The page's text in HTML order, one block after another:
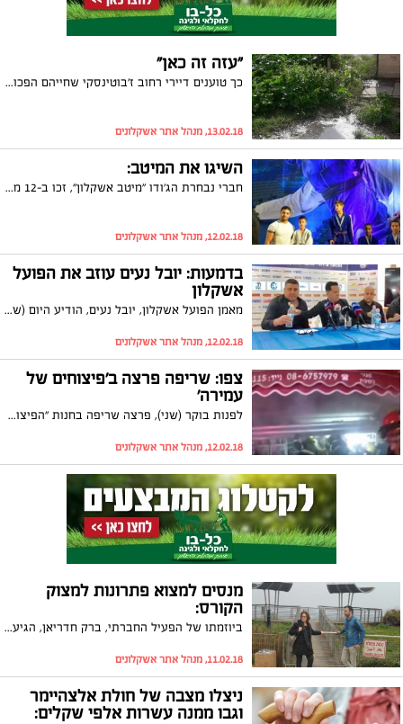
"עזה זה כאן"
כך טוענים דיירי רחוב ז'בוטינסקי שחייהם הפכו לסיוט בעקבות ביוב שהתפרץ באחד הבניינים ואיש לא לוקח אחריות לתיקונו. הדיירים לא רוצים לשלם מכספם ושאר דיירי הרחוב סובלים מצחנה
13.02.18, מנהל אתר אשקלונים
השיגו את המיטב:
חברי נבחרת הג'ודו "מיטב אשקלון", זכו ב-12 מדליות בתחרות שהתקיימה באילת. אלכס פרסקובסקי: "את כל ההישגים המרשימים של ספורטאי מיטב אשקלון ניתן לזקוף לזכותו של המאמן"
12.02.18, מנהל אתר אשקלונים
בדמעות: יובל נעים עוזב את הפועל
אשקלון
מאמן הפועל אשקלון, יובל נעים, הודיע היום (שני) כי הוא מתפטר מהקבוצה לאחר רצף הכישלונות במשחקים האחרונים. נעים גם התנצל על האצבע המשולשת שהניף לעבר האוהדים בסיום המשחק האחרון ולא יכל להסתיר את הדמעות: "אני עוזב היום בית חם"
12.02.18, מנהל אתר אשקלונים
צפו: שריפה פרצה ב'פיצוחים של
עמירה'
לפנות בוקר (שני), פרצה שריפה בחנות "הפיצוחים של עמירה" במדרחוב באשקלון. כוחות כיבוי אש שהוזעקו למקום נאלצו לפרוץ את התריס, נזק נגרם לחנות. חוקר שריפות פתח בחקירה
12.02.18, מנהל אתר אשקלונים
מנסים למצוא פתרונות למצוק
הקורס:
ביוזמתו של הפעיל החברתי, ברק חדריאן, הגיעה היום (ראשון) לאשקלון חברת הכנסת, יעל כהן פארן, כדי לעמוד מקרוב על מצבו של המצוק בטיילת והסכנות בקריסתו. הביקור המוצלח נשא פרי ויוביל לכינוס דיון חירום בכנסת. חדריאן: "המצב החמור מחייב לפעול בהקדם"
11.02.18, מנהל אתר אשקלונים
ניצלו מצבה של חולת אלצהיימר
וגבו ממנה עשרות אלפי שקלים: